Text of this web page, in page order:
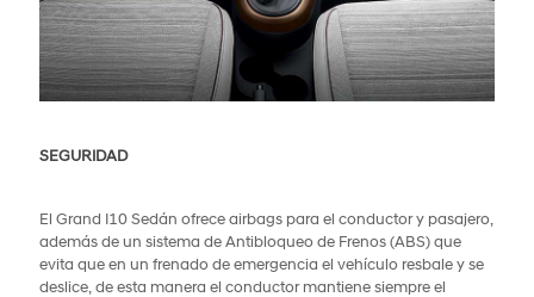
SEGURIDAD
El Grand I10 Sedán ofrece airbags para el conductor y pasajero,
además de un sistema de Antibloqueo de Frenos (ABS) que
evita que en un frenado de emergencia el vehículo resbale y se
deslice, de esta manera el conductor mantiene siempre el